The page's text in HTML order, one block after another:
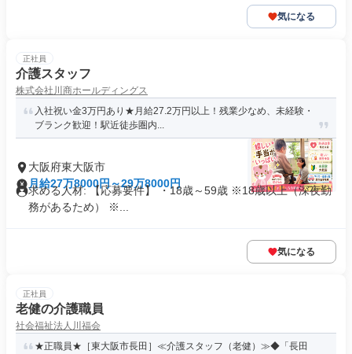
気になる
正社員
介護スタッフ
株式会社川商ホールディングス
入社祝い金3万円あり★月給27.2万円以上！残業少なめ、未経験・
ブランク歓迎！駅近徒歩圏内...
大阪府東大阪市
月給27万8000円～29万8000円
求める人材: 【応募要件】 ・18歳～59歳 ※18歳以上（深夜勤
務があるため） ※...
気になる
正社員
老健の介護職員
社会福祉法人川福会
★正職員★［東大阪市長田］≪介護スタッフ（老健）≫◆「長田